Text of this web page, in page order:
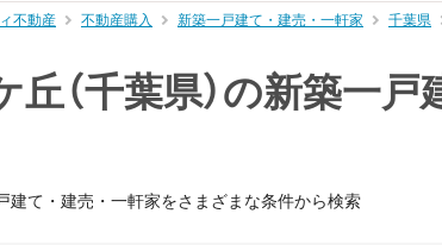
不動産 不動産購入 新築一戸建て・建売・一軒家 千葉県
丘（千葉県）の新築一戸
建て・建売・一軒家をさまざまな条件から検索